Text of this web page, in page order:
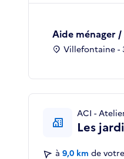
Aide ménager
Villefontaine -
ACI -
Les
à 9,0 km de